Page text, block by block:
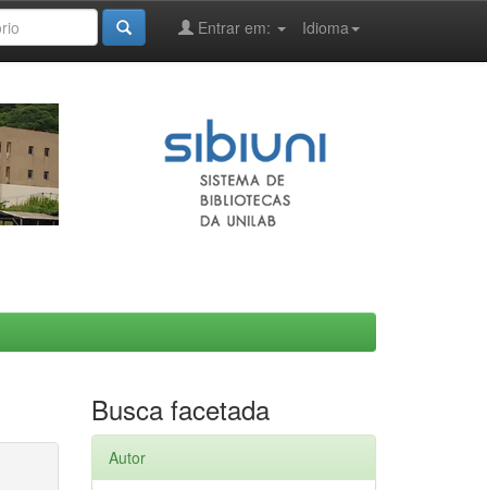
Idioma
Entrar em:
Busca facetada
Autor